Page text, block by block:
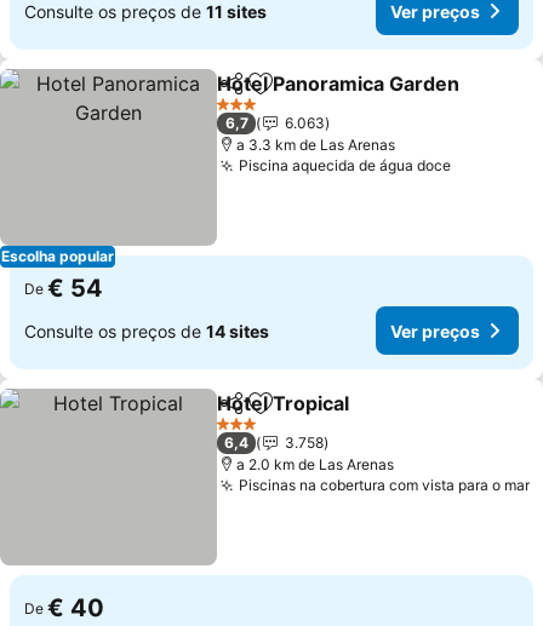
Consulte os preços de 11 sites Ver preços
Escolha popular
PartilharAdicionar aos favoritos
Hotel Panoramica Garden
3 Estrelas
6,7
6.063
a 3.3 km de Las Arenas
Piscina aquecida de água doce
De € 54
Consulte os preços de 14 sites Ver preços
PartilharAdicionar aos favoritos
Hotel Tropical
3 Estrelas
6,4
3.758
a 2.0 km de Las Arenas
Piscinas na cobertura com vista para o mar
De € 40